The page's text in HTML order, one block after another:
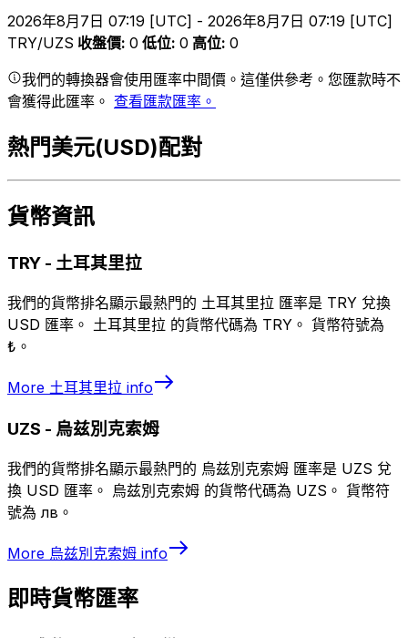
2026年8月7日 07:19 [UTC] - 2026年8月7日 07:19 [UTC]
TRY/UZS 收盤價: 0 低位: 0 高位: 0
我們的轉換器會使用匯率中間價。這僅供參考。您匯款時不
會獲得此匯率。 查看匯款匯率。
熱門美元(USD)配對
貨幣資訊
TRY - 土耳其里拉
我們的貨幣排名顯示最熱門的 土耳其里拉 匯率是 TRY 兌換
USD 匯率。 土耳其里拉 的貨幣代碼為 TRY。 貨幣符號為
₺。
More 土耳其里拉 info
UZS - 烏兹別克索姆
我們的貨幣排名顯示最熱門的 烏兹別克索姆 匯率是 UZS 兌
換 USD 匯率。 烏兹別克索姆 的貨幣代碼為 UZS。 貨幣符
號為 лв。
More 烏兹別克索姆 info
即時貨幣匯率